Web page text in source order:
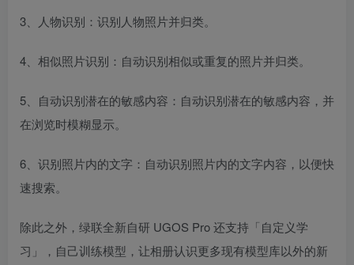
3、人物识别：识别人物照片并归类。
4、相似照片识别：自动识别相似或重复的照片并归类。
5、自动识别潜在的敏感内容：自动识别潜在的敏感内容，并
在浏览时模糊显示。
6、识别照片内的文字：自动识别照片内的文字内容，以便快
速搜索。
除此之外，绿联全新自研 UGOS Pro 还支持「自定义学
习」，自己训练模型，让相册认识更多现有模型库以外的新